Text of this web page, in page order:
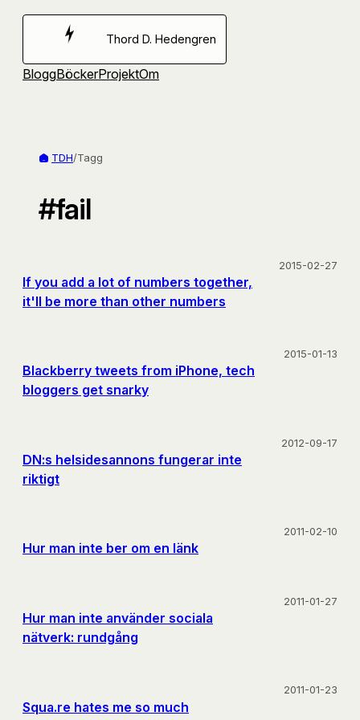
Hoppa
Thord D. Hedengren
BloggBöckerProjektOm
TDH/Tagg
#fail
If you add a lot of numbers together,
it'll be more than other numbers
2015-02-27
Blackberry tweets from iPhone, tech
bloggers get snarky
2015-01-13
DN:s helsidesannons fungerar inte
riktigt
2012-09-17
Hur man inte ber om en länk
2011-02-10
Hur man inte använder sociala
nätverk: rundgång
2011-01-27
Squa.re hates me so much
2011-01-23